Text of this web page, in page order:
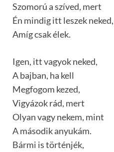
Szomorú a szíved, mert
Én mindig itt leszek neked,
Amíg csak élek.
Igen, itt vagyok neked,
A bajban, ha kell
Megfogom kezed,
Vigyázok rád, mert
Olyan vagy nekem, mint
A második anyukám.
Bármi is történjék,